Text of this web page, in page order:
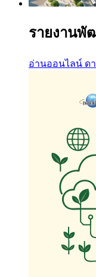
รายงานพั
อ่านออนไลน์ ด